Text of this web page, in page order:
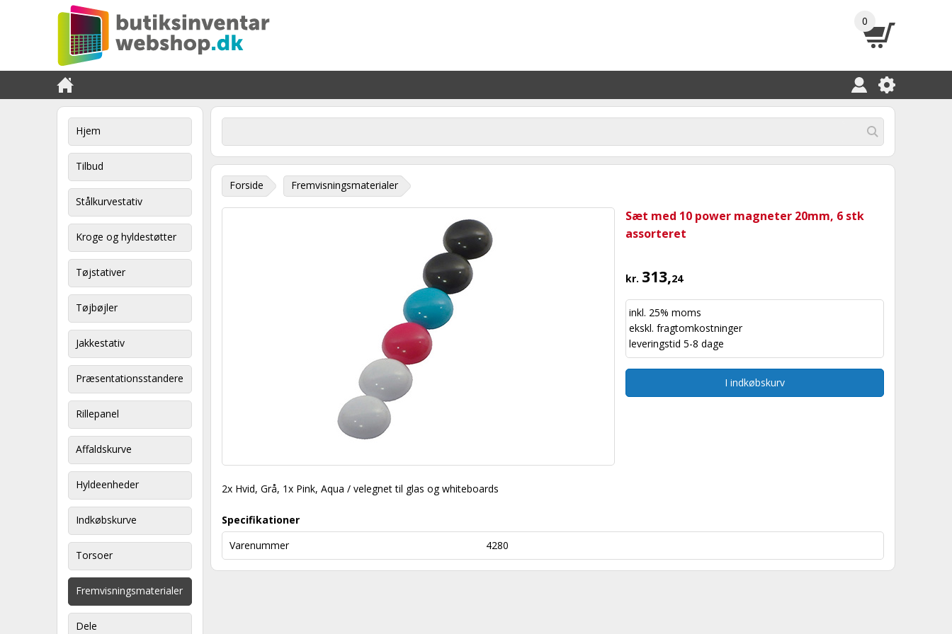
0
Hjem
Tilbud
Stålkurvestativ
Kroge og hyldestøtter
Tøjstativer
Tøjbøjler
Jakkestativ
Præsentationsstandere
Rillepanel
Affaldskurve
Hyldeenheder
Indkøbskurve
Torsoer
Fremvisningsmaterialer
Dele
Forside Fremvisningsmaterialer
Sæt med 10 power magneter 20mm, 6 stk
assorteret
kr. 313,24
inkl. 25% moms
ekskl. fragtomkostninger
leveringstid 5-8 dage
I indkøbskurv
2x Hvid, Grå, 1x Pink, Aqua / velegnet til glas og whiteboards
Specifikationer
Varenummer
4280